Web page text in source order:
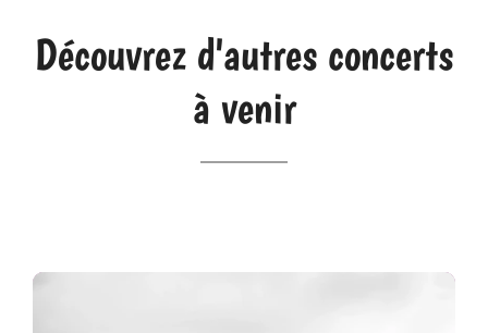
Découvrez d'autres concerts
à venir